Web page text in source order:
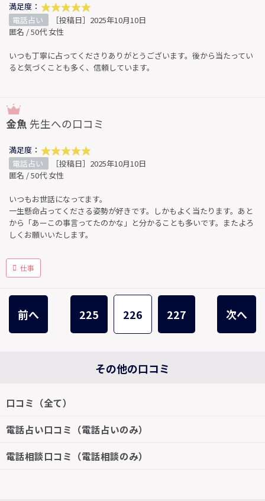
満足度：
電話占い
［投稿日］2025年10月10日
匿名 / 50代 女性
いつも丁寧に占ってくださりありがとうございます。後から当たってい
ると気づくことも多く、信頼しています。
金魚 先生への口コミ
満足度：
電話占い
［投稿日］2025年10月10日
匿名 / 50代 女性
いつもお世話になってます。
一生懸命占ってくださる姿勢が好きです。しかもよく当たります。あと
から「あーこの事言ってたのかな」と分かることも多いです。またよろ
しくお願いいたします。
仕事
前へ 225 226 227 次へ
その他の口コミ
口コミ（全て）
電話占い口コミ（電話占いのみ）
電話相談口コミ（電話相談のみ）